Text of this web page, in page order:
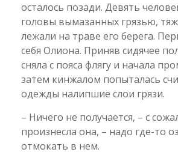
осталось позади. Девять
головы вымазанных грязью,
лежали на траве его берега.
себя Олиона. Приняв сидячее
сняла с пояса флягу и начала
затем кинжалом попыталась
одежды налипшие слои грязи.
– Ничего не получается, – с
произнесла она, – надо где-то
отмокать в нем.